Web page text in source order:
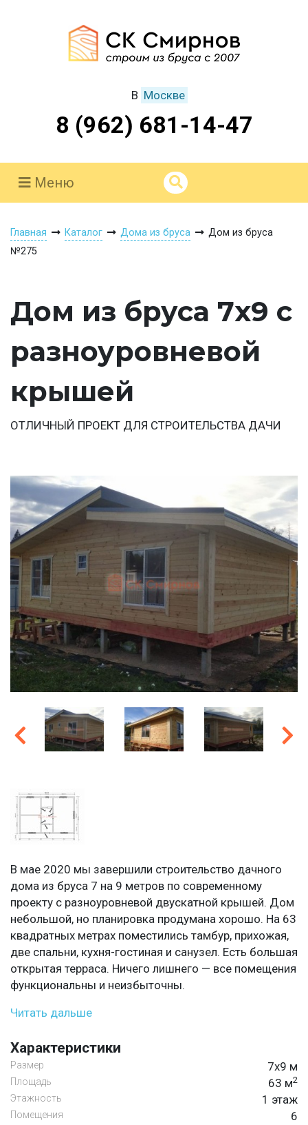
В Москве
8 (962) 681-14-47
Меню
Главная Каталог Дома из бруса
Дом из бруса
№275
Дом из бруса 7х9 с
разноуровневой
крышей
ОТЛИЧНЫЙ ПРОЕКТ ДЛЯ СТРОИТЕЛЬСТВА ДАЧИ
В мае 2020 мы завершили строительство дачного
дома из бруса 7 на 9 метров по современному
проекту с разноуровневой двускатной крышей. Дом
небольшой, но планировка продумана хорошо. На 63
квадратных метрах поместились тамбур, прихожая,
две спальни, кухня-гостиная и санузел. Есть большая
открытая терраса. Ничего лишнего — все помещения
функциональны и неизбыточны.
Читать дальше
Характеристики
Размер 7х9 м
Площадь 63 м2
Этажность 1 этаж
Помещения 6